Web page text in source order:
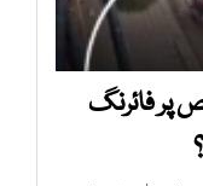
پر فائرنگ